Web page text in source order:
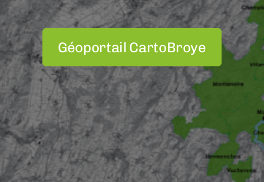
Géoportail CartoBroye